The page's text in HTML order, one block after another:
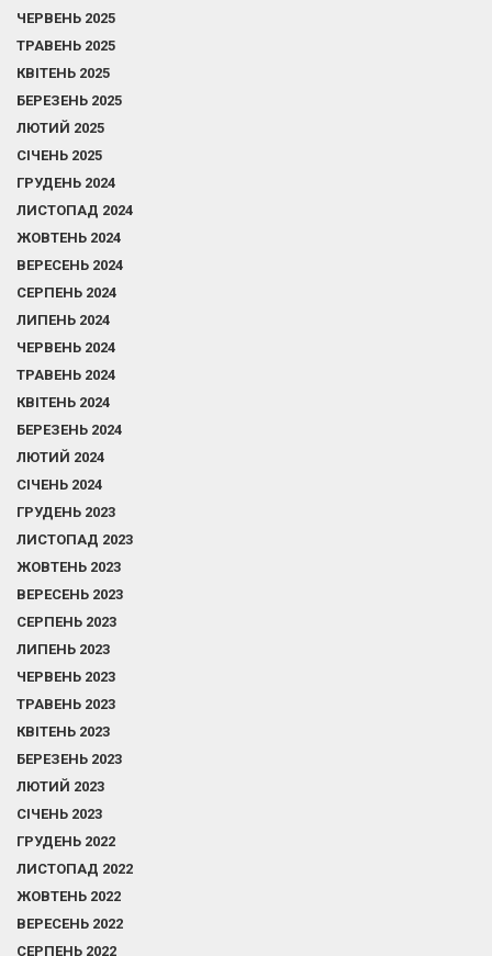
ЧЕРВЕНЬ 2025
ТРАВЕНЬ 2025
КВІТЕНЬ 2025
БЕРЕЗЕНЬ 2025
ЛЮТИЙ 2025
СІЧЕНЬ 2025
ГРУДЕНЬ 2024
ЛИСТОПАД 2024
ЖОВТЕНЬ 2024
ВЕРЕСЕНЬ 2024
СЕРПЕНЬ 2024
ЛИПЕНЬ 2024
ЧЕРВЕНЬ 2024
ТРАВЕНЬ 2024
КВІТЕНЬ 2024
БЕРЕЗЕНЬ 2024
ЛЮТИЙ 2024
СІЧЕНЬ 2024
ГРУДЕНЬ 2023
ЛИСТОПАД 2023
ЖОВТЕНЬ 2023
ВЕРЕСЕНЬ 2023
СЕРПЕНЬ 2023
ЛИПЕНЬ 2023
ЧЕРВЕНЬ 2023
ТРАВЕНЬ 2023
КВІТЕНЬ 2023
БЕРЕЗЕНЬ 2023
ЛЮТИЙ 2023
СІЧЕНЬ 2023
ГРУДЕНЬ 2022
ЛИСТОПАД 2022
ЖОВТЕНЬ 2022
ВЕРЕСЕНЬ 2022
СЕРПЕНЬ 2022